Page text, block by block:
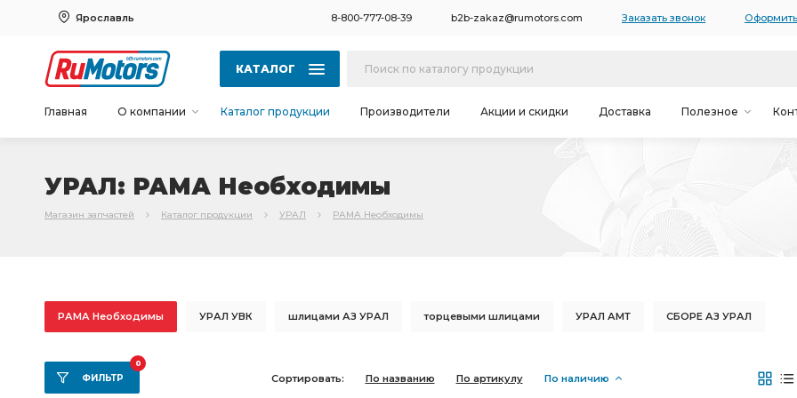
Ярославль 8-800-777-08-39 b2b-zakaz@rumotors.com Заказать звонок
КАТАЛОГ
Главная О компании Каталог продукции Производители Акции и скидки Доставка Полезное
УРАЛ: РАМА Необходимы
Магазин запчастей Каталог продукции УРАЛ РАМА Необходимы
РАМА Необходимы УРАЛ УВК шлицами АЗ УРАЛ торцевыми шлицами УРАЛ АМТ СБОРЕ АЗ УРАЛ
КРОНШТЕЙН АЗ УРАЛ
МОСТ ЗАДНИЙ
ФИЛЬТР
0
Сортировать: По названию По артикулу По наличию